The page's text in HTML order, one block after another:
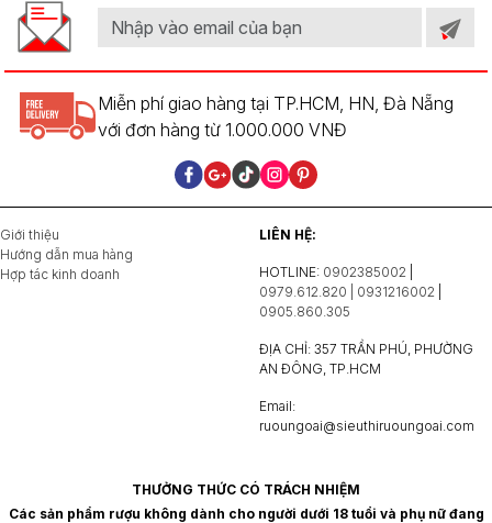
Miễn phí giao hàng tại TP.HCM, HN, Đà Nẵng
với đơn hàng từ 1.000.000 VNĐ
Giới thiệu
Hướng dẫn mua hàng
Hợp tác kinh doanh
LIÊN HỆ:
HOTLINE: 0902385002
0979.612.820 | 0931216002
0905.860.305
ĐỊA CHỈ: 357 TRẦN PHÚ, PHƯỜNG
AN ĐÔNG, TP.HCM
Email:
ruoungoai@sieuthiruoungoai.com
THƯỞNG THỨC CÓ TRÁCH NHIỆM
Các sản phẩm rượu không dành cho người dưới 18 tuổi và phụ nữ đang